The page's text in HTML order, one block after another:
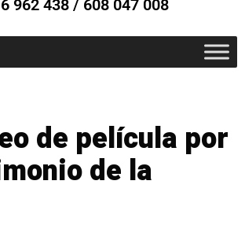
962 438 / 608 047 008
de película por
de la